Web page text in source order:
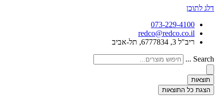
דלג לתוכן
073-229-4100
redco@redco.co.il
ריב"ל 3, 6777834, תל-אביב
Search ...
תוצאות
הצגת כל התוצאות